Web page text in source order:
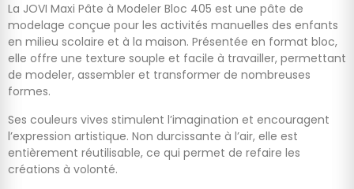
La JOVI Maxi Pâte à Modeler Bloc 405 est une pâte de
modelage conçue pour les activités manuelles des enfants
en milieu scolaire et à la maison. Présentée en format bloc,
elle offre une texture souple et facile à travailler, permettant
de modeler, assembler et transformer de nombreuses
formes.
Ses couleurs vives stimulent l’imagination et encouragent
l’expression artistique. Non durcissante à l’air, elle est
entièrement réutilisable, ce qui permet de refaire les
créations à volonté.